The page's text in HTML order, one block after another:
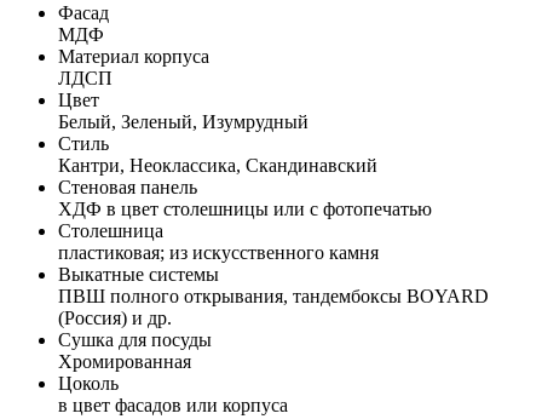
Фасад
МДФ
Материал корпуса
ЛДСП
Цвет
Белый, Зеленый, Изумрудный
Стиль
Кантри, Неоклассика, Скандинавский
Стеновая панель
ХДФ в цвет столешницы или с фотопечатью
Столешница
пластиковая; из искусственного камня
Выкатные системы
ПВШ полного открывания, тандембоксы BOYARD
(Россия) и др.
Сушка для посуды
Хромированная
Цоколь
в цвет фасадов или корпуса